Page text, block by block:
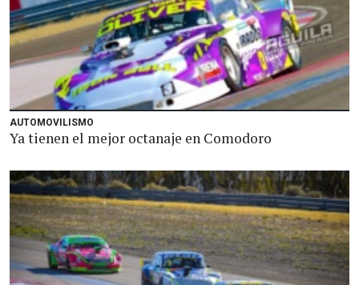
AUTOMOVILISMO
Ya tienen el mejor octanaje en Comodoro